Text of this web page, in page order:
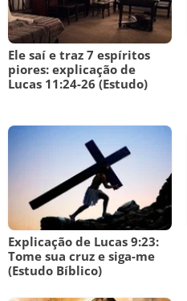
Ele saí e traz 7 espíritos
piores: explicação de
Lucas 11:24-26 (Estudo)
Explicação de Lucas 9:23:
Tome sua cruz e siga-me
(Estudo Bíblico)